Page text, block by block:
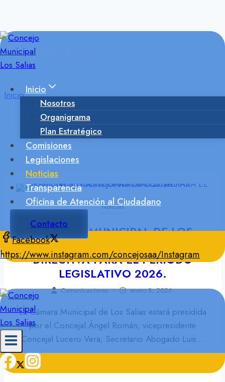
contenido
Inicio
Nosotros
Organigrama
Plan Estratégico
Comisiones
Legislaciones
Noticias
Transparencia
Oficina de Atención al Ciudadano
Contacto
Facebook
https://www.instagram.com/concejosaa/Instagram
Noticias
Inicio / Noticias
Noticias
CONCEJO MUNICIPAL DE LOS
SALIAS JURAMENTÓ NUEVA JUNTA
DIRECTIVA PARA EL PERÍODO
LEGISLATIVO 2026.
Comunicaciones – enero 8, 2026
La Cámara Municipal de Los Salias estará presidida
por el Concejal Ángel Román; vicepresidente
Concejal Lucero Vera; Secretario Abogado Luis...